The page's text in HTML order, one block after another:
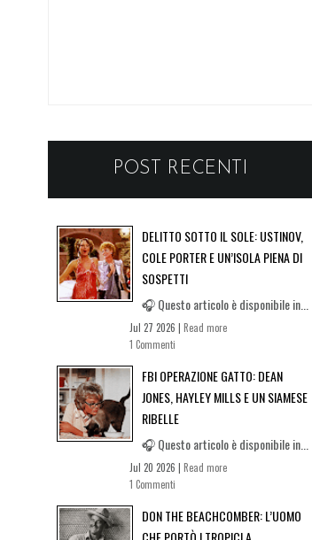
POST RECENTI
DELITTO SOTTO IL SOLE: USTINOV,
COLE PORTER E UN’ISOLA PIENA DI
SOSPETTI
🎧 Questo articolo è disponibile in...
Jul 27 2026 | Read more
1 Commenti
FBI OPERAZIONE GATTO: DEAN
JONES, HAYLEY MILLS E UN SIAMESE
RIBELLE
🎧 Questo articolo è disponibile in...
Jul 20 2026 | Read more
1 Commenti
DON THE BEACHCOMBER: L’UOMO